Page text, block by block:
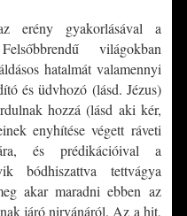
erény gyakorlásával a
világokban
hatalmát valamennyi
és üdvhozó (lásd. Jézus)
hozzá (lásd aki kér,
enyhítése végett ráveti
és prédikációival a
bódhiszattva tettvágya
akar maradni ebben az
járó nirvánáról. Az a hit,